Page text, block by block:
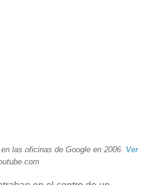
las oficinas de Google en 2006. Ver